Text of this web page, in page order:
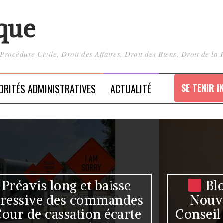
Civile, Droit des Affaires, Droit des Biens, Droit de la
ADMINISTRATIVES ACTUALITÉ
Blocage de TikTok en
Nouvelle-Calédonie : le
Conseil d’État juge illégale la